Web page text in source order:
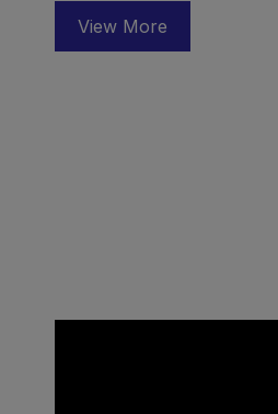
View More